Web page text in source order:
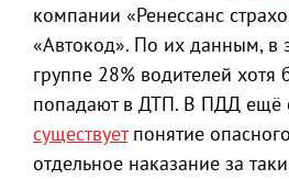
компании «Ренессанс
«Автокод». По их данным, в
группе 28% водителей хотя
попадают в ДТП. В ПДД ещё
существуетпонятие
отдельное наказание за